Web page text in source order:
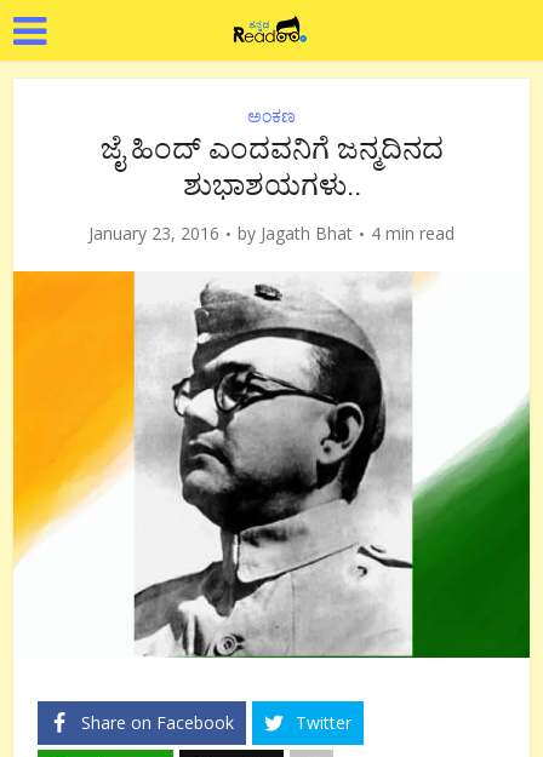
ಅಂಕಣ
ಜೈ ಹಿಂದ್ ಎಂದವನಿಗೆ ಜನ್ಮದಿನದ
ಶುಭಾಶಯಗಳು..
January 23, 2016 by Jagath Bhat 4 min read
Share on Facebook Twitter